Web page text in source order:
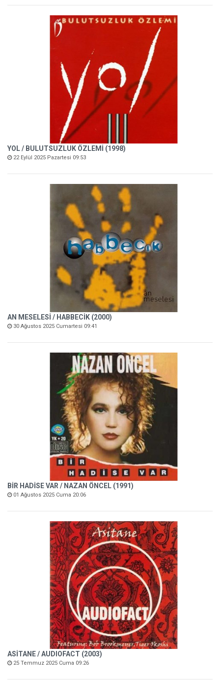
YOL / BULUTSUZLUK ÖZLEMİ (1998)
22 Eylül 2025 Pazartesi 09:53
AN MESELESİ / HABBECİK (2000)
30 Ağustos 2025 Cumartesi 09:41
BİR HADİSE VAR / NAZAN ÖNCEL (1991)
01 Ağustos 2025 Cuma 20:06
ASİTANE / AUDIOFACT (2003)
25 Temmuz 2025 Cuma 09:26